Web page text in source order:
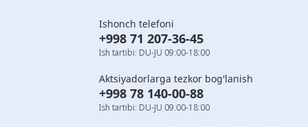
Ishonch telefoni
+998 71 207-36-45
Ish tartibi: DU-JU 09:00-18:00
Aktsiyadorlarga tezkor bog'lanish
+998 78 140-00-88
Ish tartibi: DU-JU 09:00-18:00